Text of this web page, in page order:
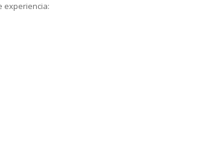
experiencia: